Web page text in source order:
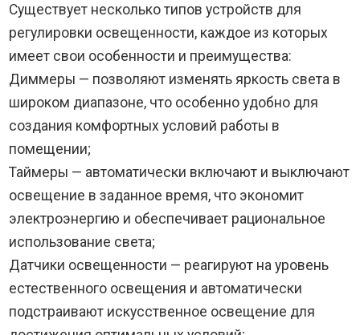
Существует несколько типов устройств для
регулировки освещенности, каждое из которых
имеет свои особенности и преимущества:
Диммеры — позволяют изменять яркость света в
широком диапазоне, что особенно удобно для
создания комфортных условий работы в
помещении;
Таймеры — автоматически включают и выключают
освещение в заданное время, что экономит
электроэнергию и обеспечивает рациональное
использование света;
Датчики освещенности — реагируют на уровень
естественного освещения и автоматически
подстраивают искусственное освещение для